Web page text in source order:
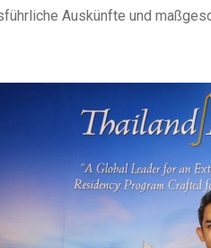
Auskünfte und